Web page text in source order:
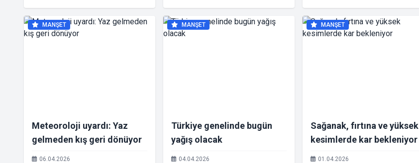
MANŞET
Meteoroloji uyardı: Yaz
gelmeden kış geri dönüyor
06.04.2026
MANŞET
Türkiye genelinde bugün
yağış olacak
04.04.2026
MANŞET
Sağanak, fırtına ve yüksek
kesimlerde kar bekleniyor
01.04.2026